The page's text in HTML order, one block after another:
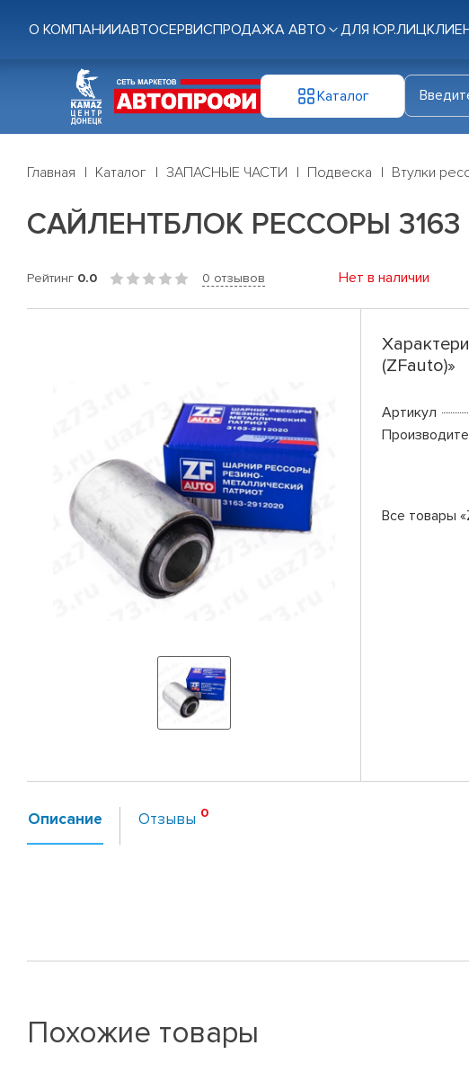
О КОМПАНИИАВТОСЕРВИСПРОДАЖА АВТО ДЛЯ ЮР.ЛИЦ
Каталог
Главная Каталог ЗАПАСНЫЕ ЧАСТИ Подвеска Втулки
САЙЛЕНТБЛОК РЕССОРЫ 3163
Рейтинг 0.0 0 отзывов Нет в наличии
(ZFauto)»
Артикул
Все товары
Описание Отзывы
Похожие товары